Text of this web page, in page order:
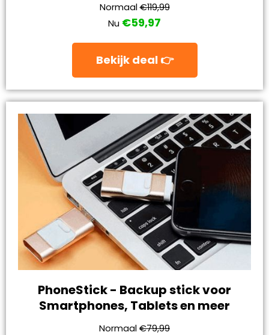
Normaal€119,99
Nu €59,97
Bekijk deal 👉
PhoneStick - Backup stick voor
Smartphones, Tablets en meer
Normaal €79,99